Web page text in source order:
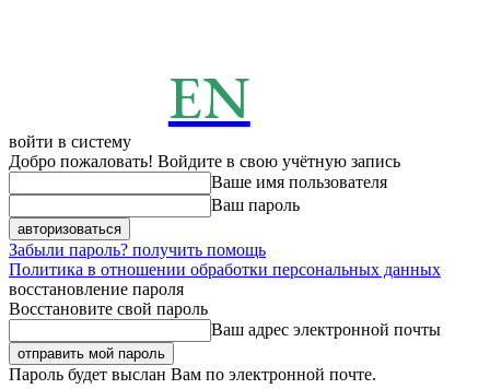
EN
войти в систему
Добро пожаловать! Войдите в свою учётную запись
Ваше имя пользователя
Ваш пароль
Забыли пароль? получить помощь
Политика в отношении обработки персональных данных
восстановление пароля
Восстановите свой пароль
Ваш адрес электронной почты
Пароль будет выслан Вам по электронной почте.